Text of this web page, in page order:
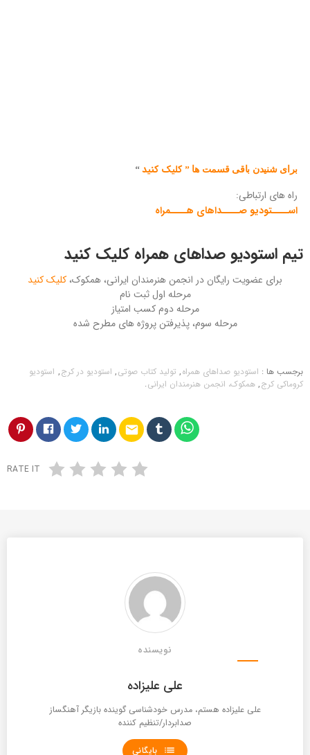
برای شنیدن باقی قسمت ها ”کلیک کنید“
راه های ارتباطی:
اســــتودیو صــــداهای هــــمراه
تیم استودیو صداهای همراه کلیک کنید
برای عضویت رایگان در انجمن هنرمندان ایرانی، همکوک، کلیک کنید
مرحله اول ثبت نام
مرحله دوم کسب امتیاز
مرحله سوم، پذیرفتن پروژه های مطرح شده
برجسب ها : استودیو صداهای همراه, تولید کتاب صوتی, استودیو در کرج, استودیو
کروماکی کرج,همکوک، انجمن هنرمندان ایرانی.
email
RATE IT
نویسنده
علی علیزاده
علی علیزاده هستم، مدرس خودشناسی گوینده بازیگر آهنگساز
صدابردار/تنظیم کننده
list بایگانی